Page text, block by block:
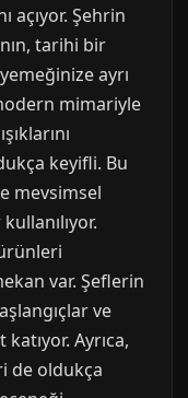
açıyor. Şehrin
tarihi bir
ayrı
mimariyle
keyifli. Bu
mevsimsel
var. Şeflerin
ve
Ayrıca,
de oldukça